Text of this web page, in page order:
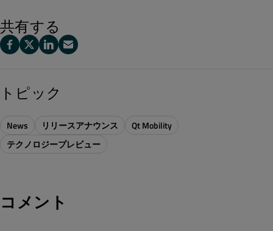
共有する
トピック
News リリースアナウンス
Qt Mobility
テクノロジープレビュー
コメント